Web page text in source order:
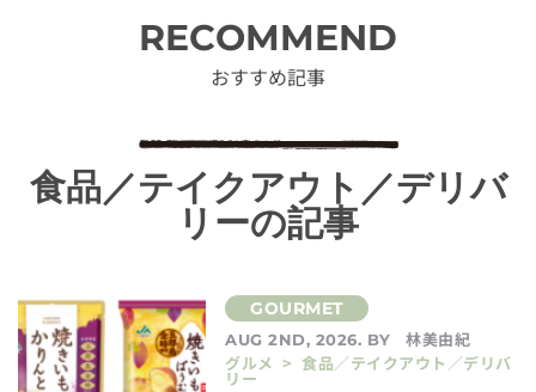
RECOMMEND
おすすめ記事
食品／テイクアウト／デリバ
リーの記事
AUG 2ND, 2026. BY
林美由紀
グルメ > 食品／テイクアウト／デリバ
リー